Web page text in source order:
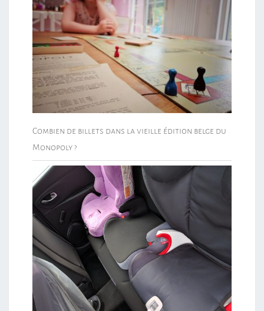
Combien de billets dans la vieille édition belge du
Monopoly ?